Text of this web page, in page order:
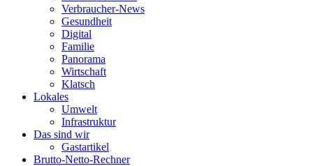
Verbraucher-News
Gesundheit
Digital
Familie
Panorama
Wirtschaft
Klatsch
Lokales
Umwelt
Infrastruktur
Das sind wir
Gastartikel
Brutto-Netto-Rechner